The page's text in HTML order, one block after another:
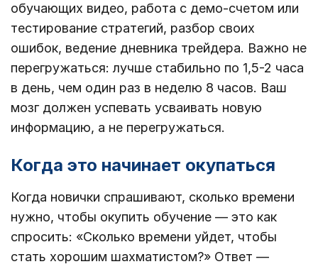
обучающих видео, работа с демо-счетом или
тестирование стратегий, разбор своих
ошибок, ведение дневника трейдера. Важно не
перегружаться: лучше стабильно по 1,5-2 часа
в день, чем один раз в неделю 8 часов. Ваш
мозг должен успевать усваивать новую
информацию, а не перегружаться.
Когда это начинает окупаться
Когда новички спрашивают, сколько времени
нужно, чтобы окупить обучение — это как
спросить: «Сколько времени уйдет, чтобы
стать хорошим шахматистом?» Ответ —